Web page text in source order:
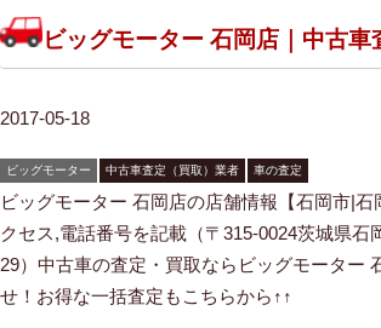
ビッグモーター 石岡店｜中古
2017-05-18
ビッグモーター 中古車査定（買取）業者 車の査定
ビッグモーター 石岡店の店舗情報【石岡市|石
クセス,電話番号を記載（〒315-0024茨城県石
29）中古車の査定・買取ならビッグモーター
せ！お得な一括査定もこちらから↑↑